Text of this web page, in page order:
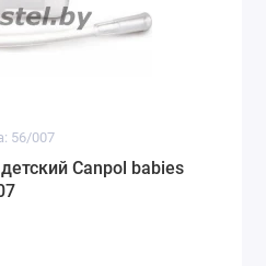
56/007
Canpol babies